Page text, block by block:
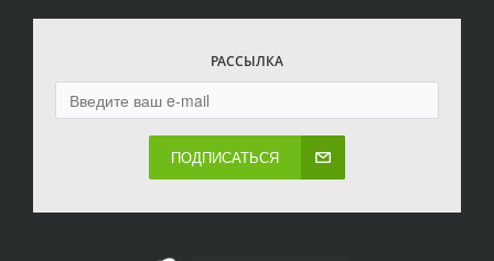
РАССЫЛКА
ПОДПИСАТЬСЯ